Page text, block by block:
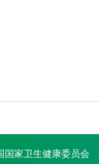
国家卫生健康委员会